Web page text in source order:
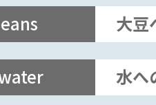
大豆
香りよしの
水へ